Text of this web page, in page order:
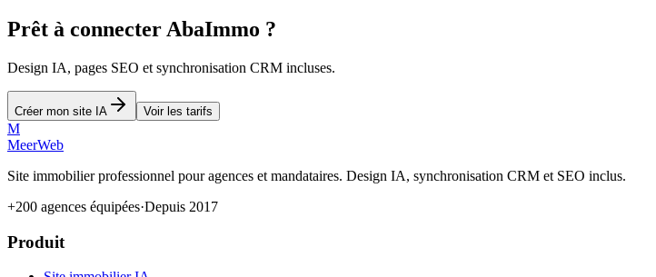
Prêt à connecter AbaImmo ?
Design IA, pages SEO et synchronisation CRM incluses.
Créer mon site IA Voir les tarifs
M
MeerWeb
Site immobilier professionnel pour agences et mandataires. Design IA, synchronisation CRM et SEO inclus.
+200 agences équipées·Depuis 2017
Produit